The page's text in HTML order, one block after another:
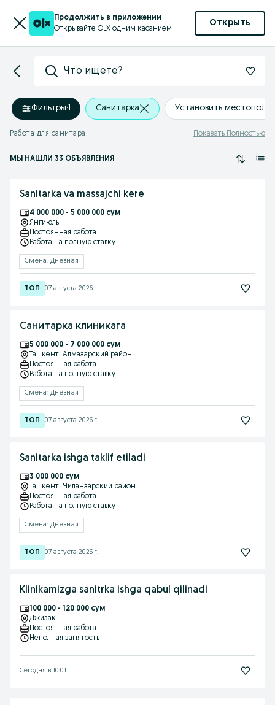
Продолжить в приложении
Открывайте OLX одним касанием
Открыть
Что ищете?
Фильтры·1 Санитарка Установить
Работа для санитара Показать Полностью
МЫ НАШЛИ 33 ОБЪЯВЛЕНИЯ
Sanitarka va massajchi kere
4 000 000 - 5 000 000 сум
Янгиюль
Постоянная работа
Работа на полную ставку
Смена: Дневная
07 августа 2026 г.
Санитарка клиникага
5 000 000 - 7 000 000 сум
Ташкент, Алмазарский район
Постоянная работа
Работа на полную ставку
Смена: Дневная
07 августа 2026 г.
Sanitarka ishga taklif etiladi
3 000 000 сум
Ташкент, Чиланзарский район
Постоянная работа
Работа на полную ставку
Смена: Дневная
07 августа 2026 г.
Klinikamizga sanitrka ishga qabul qilinadi
100 000 - 120 000 сум
Джизак
Постоянная работа
Неполная занятость
Сегодня в 10:01